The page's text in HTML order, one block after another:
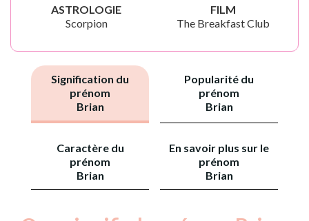
ASTROLOGIE
Scorpion
FILM
The Breakfast Club
Signification du
prénom
Brian
Popularité du
prénom
Brian
Caractère du
prénom
Brian
En savoir plus sur le
prénom
Brian